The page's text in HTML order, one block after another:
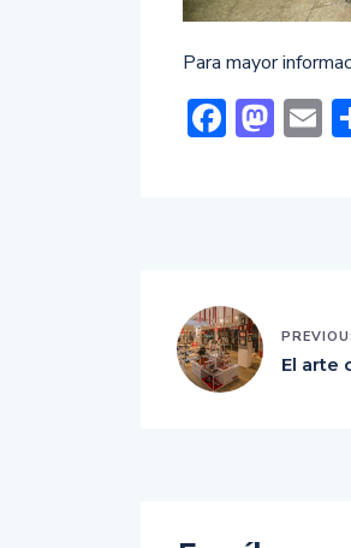
Para mayor
El arte